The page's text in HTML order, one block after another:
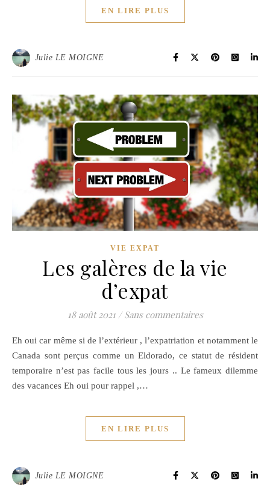
EN LIRE PLUS
Julie LE MOIGNE
VIE EXPAT
Les galères de la vie
d’expat
18 août 2021 / Sans commentaires
Eh oui car même si de l’extérieur , l’expatriation et notamment le
Canada sont perçus comme un Eldorado, ce statut de résident
temporaire n’est pas facile tous les jours .. Le fameux dilemme
des vacances Eh oui pour rappel ,…
EN LIRE PLUS
Julie LE MOIGNE